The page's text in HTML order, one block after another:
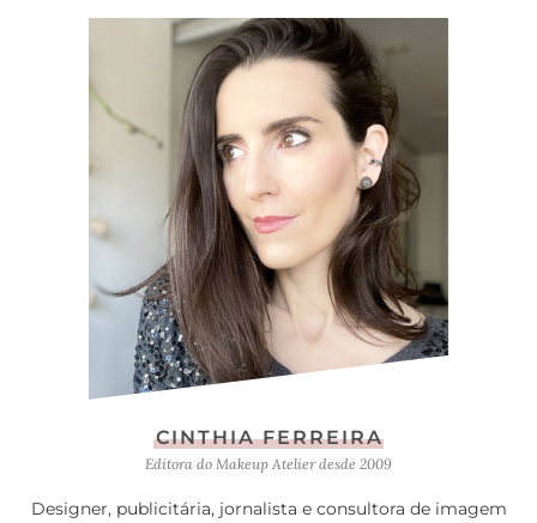
CINTHIA FERREIRA
Editora do Makeup Atelier desde 2009
Designer, publicitária, jornalista e consultora de imagem